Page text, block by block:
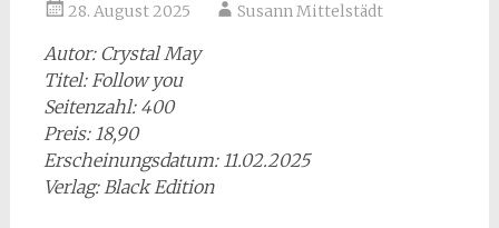
28. August 2025 Susann Mittelstädt
Autor: Crystal May
Titel: Follow you
Seitenzahl: 400
Preis: 18,90
Erscheinungsdatum: 11.02.2025
Verlag: Black Edition